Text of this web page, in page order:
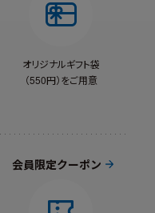
オリジナルギフト袋
（550円）をご用意
会員限定クーポン